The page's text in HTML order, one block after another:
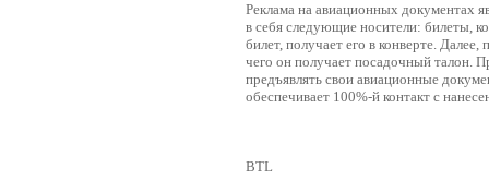
Реклама на авиационных документах
в себя следующие носители: билеты,
билет, получает его в конверте.
чего он получает посадочный талон.
предъявлять свои авиационные
обеспечивает 100%-й контакт с
BTL